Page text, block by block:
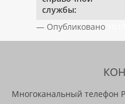
службы:
— Опубликовано
Многоканальный телефон